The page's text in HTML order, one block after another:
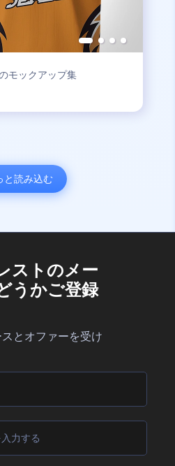
モックアップ集
と読み込む
ストのメー
うかご登録
とオファーを受け